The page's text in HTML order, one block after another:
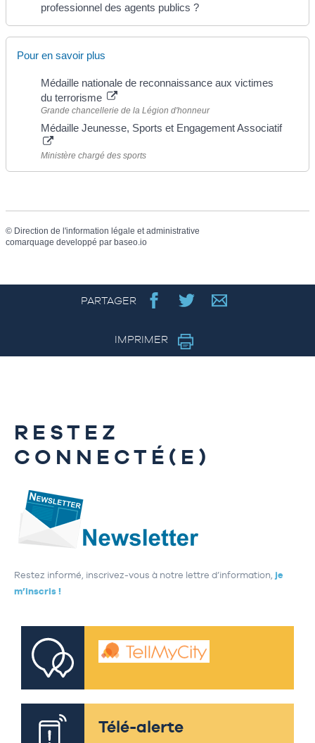
professionnel des agents publics ?
Pour en savoir plus
Médaille nationale de reconnaissance aux victimes
du terrorisme
Grande chancellerie de la Légion d'honneur
Médaille Jeunesse, Sports et Engagement Associatif
Ministère chargé des sports
© Direction de l'information légale et administrative
comarquage developpé par baseo.io
PARTAGER
IMPRIMER
RESTEZ
CONNECTÉ(E)
Restez informé, inscrivez-vous à notre lettre d’information, je
m’inscris !
Télé-alerte